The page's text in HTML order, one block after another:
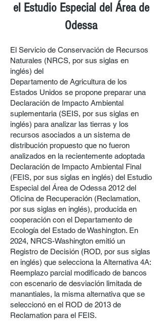
el Estudio Especial del Área de
Odessa
El Servicio de Conservación de Recursos
Naturales (NRCS, por sus siglas en
inglés) del
Departamento de Agricultura de los
Estados Unidos se propone preparar una
Declaración de Impacto Ambiental
suplementaria (SEIS, por sus siglas en
inglés) para analizar las tierras y los
recursos asociados a un sistema de
distribución propuesto que no fueron
analizados en la recientemente adoptada
Declaración de Impacto Ambiental Final
(FEIS, por sus siglas en inglés) del Estudio
Especial del Área de Odessa 2012 del
Oficina de Recuperación (Reclamation,
por sus siglas en inglés), producida en
cooperación con el Departamento de
Ecología del Estado de Washington. En
2024, NRCS-Washington emitió un
Registro de Decisión (ROD, por sus siglas
en inglés) que selecciona la Alternativa 4A:
Reemplazo parcial modificado de bancos
con escenario de desviación limitada de
manantiales, la misma alternativa que se
seleccionó en el ROD de 2013 de
Reclamation para el FEIS.